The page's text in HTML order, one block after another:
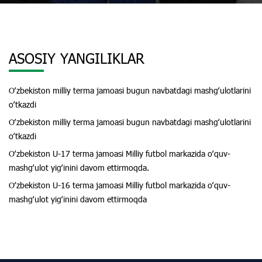
ASOSIY YANGILIKLAR
Oʻzbekiston milliy terma jamoasi bugun navbatdagi mashgʻulotlarini
oʻtkazdi
Oʻzbekiston milliy terma jamoasi bugun navbatdagi mashgʻulotlarini
oʻtkazdi
Oʻzbekiston U-17 terma jamoasi Milliy futbol markazida oʻquv-
mashgʻulot yigʻinini davom ettirmoqda.
Oʻzbekiston U-16 terma jamoasi Milliy futbol markazida oʻquv-
mashgʻulot yigʻinini davom ettirmoqda